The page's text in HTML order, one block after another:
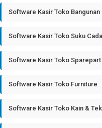
Software Kasir Toko Bangunan
Software Kasir Toko Suku
Software Kasir Toko
Software Kasir Toko Furniture
Software Kasir Toko Kain &